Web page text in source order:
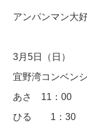
アンパンマン大
3月5日（日）
宜野湾コンベン
あさ 11：00
ひる 1：30